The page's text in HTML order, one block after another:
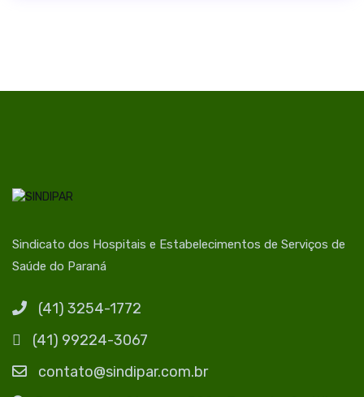
Sindicato dos Hospitais e Estabelecimentos de Serviços de
Saúde do Paraná
(41) 3254-1772
(41) 99224-3067
contato@sindipar.com.br